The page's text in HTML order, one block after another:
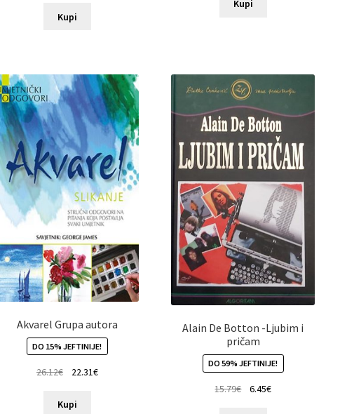
Kupi
Kupi
Akvarel Grupa autora
DO 15% JEFTINIJE!
26.12€ 22.31€
Kupi
Alain De Botton -Ljubim i
pričam
DO 59% JEFTINIJE!
15.79€ 6.45€